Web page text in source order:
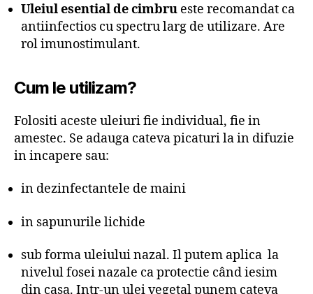
Uleiul esential de cimbru este recomandat ca
antiinfectios cu spectru larg de utilizare. Are
rol imunostimulant.
Cum le utilizam?
Folositi aceste uleiuri fie individual, fie in
amestec. Se adauga cateva picaturi la in difuzie
in incapere sau:
in dezinfectantele de maini
in sapunurile lichide
sub forma uleiului nazal. Il putem aplica la
nivelul fosei nazale ca protectie când iesim
din casa. Intr-un ulei vegetal punem cateva